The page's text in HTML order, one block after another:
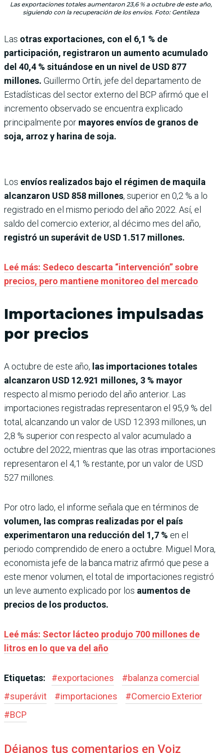
Las exportaciones totales aumentaron 23,6 % a octubre de este año,
siguiendo con la recuperación de los envíos. Foto: Gentileza
Las otras exportaciones, con el 6,1 % de
participación, registraron un aumento acumulado
del 40,4 % situándose en un nivel de USD 877
millones. Guillermo Ortín, jefe del departamento de
Estadísticas del sector externo del BCP afirmó que el
incremento observado se encuentra explicado
principalmente por mayores envíos de granos de
soja, arroz y harina de soja.
Los envíos realizados bajo el régimen de maquila
alcanzaron USD 858 millones, superior en 0,2 % a lo
registrado en el mismo periodo del año 2022. Así, el
saldo del comercio exterior, al décimo mes del año,
registró un superávit de USD 1.517 millones.
Leé más: Sedeco descarta “intervención” sobre
precios, pero mantiene monitoreo del mercado
Importaciones impulsadas
por precios
A octubre de este año, las importaciones totales
alcanzaron USD 12.921 millones, 3 % mayor
respecto al mismo periodo del año anterior. Las
importaciones registradas representaron el 95,9 % del
total, alcanzando un valor de USD 12.393 millones, un
2,8 % superior con respecto al valor acumulado a
octubre del 2022, mientras que las otras importaciones
representaron el 4,1 % restante, por un valor de USD
527 millones.
Por otro lado, el informe señala que en términos de
volumen, las compras realizadas por el país
experimentaron una reducción del 1,7 % en el
periodo comprendido de enero a octubre. Miguel Mora,
economista jefe de la banca matriz afirmó que pese a
este menor volumen, el total de importaciones registró
un leve aumento explicado por los aumentos de
precios de los productos.
Leé más: Sector lácteo produjo 700 millones de
litros en lo que va del año
Etiquetas: #exportaciones #balanza comercial
#superávit #importaciones #Comercio Exterior
#BCP
Déjanos tus comentarios en Voiz